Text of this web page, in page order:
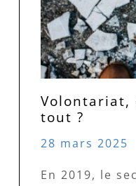
Volontariat,
tout ?
28 mars 2025
En 2019, le